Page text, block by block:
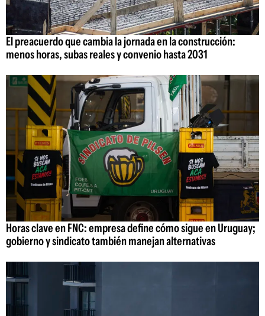
El preacuerdo que cambia la jornada en la construcción:
menos horas, subas reales y convenio hasta 2031
Horas clave en FNC: empresa define cómo sigue en Uruguay;
gobierno y sindicato también manejan alternativas